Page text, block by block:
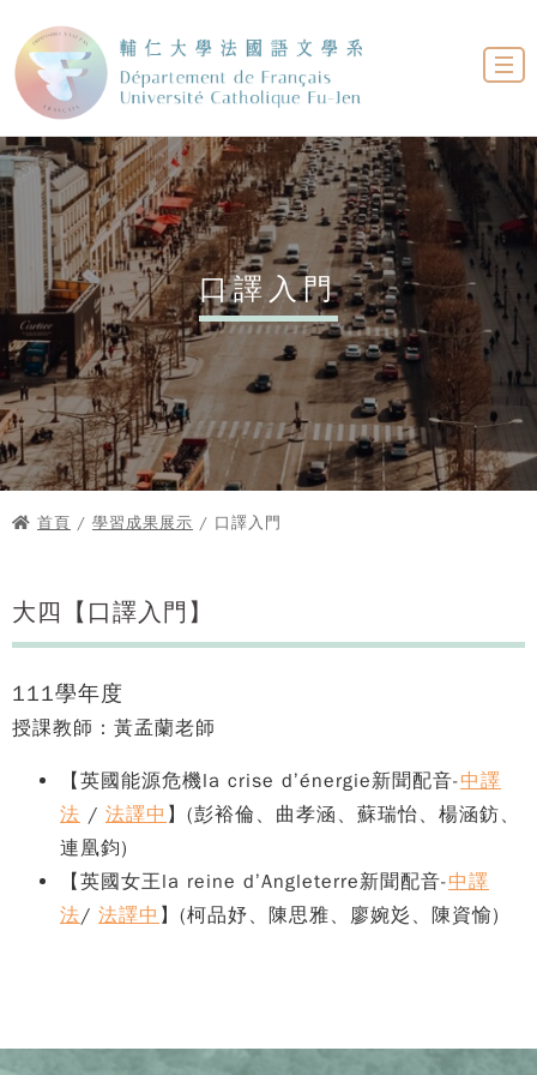
口譯入門
首頁 / 學習成果展示 / 口譯入門
大四【口譯入門】
111學年度
授課教師：黃孟蘭老師
【英國能源危機la crise d’énergie新聞配音-中譯
法 / 法譯中 】(彭裕倫、曲孝涵、蘇瑞怡、楊涵鈁、
連凰鈞)
【英國女王la reine d’Angleterre新聞配音-中譯
法/ 法譯中 】(柯品妤、陳思雅、廖婉彣、陳資愉)